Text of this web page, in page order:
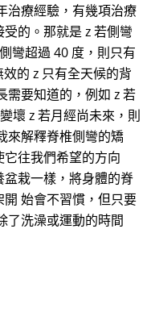
治療經驗，有幾項治療
的。那就是 z 若側彎
彎超過 40 度，則只有
的 z 只有全天候的背
需要知道的，例如 z 若
壞 z 若月經尚未來，則
來解釋脊椎側彎的矯
往我們希望的方向
栽一樣，將身體的脊
始會不習慣，但只要
了洗澡或運動的時間